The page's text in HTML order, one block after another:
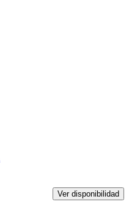
Ver disponibilidad